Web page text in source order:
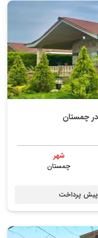
شهر
چمستان
پیش پرداخت